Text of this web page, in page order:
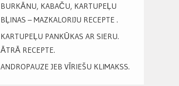
BURKĀNU, KABAČU, KARTUPEĻU
BĻINAS – MAZKALORIJU RECEPTE .
KARTUPEĻU PANKŪKAS AR SIERU.
ĀTRĀ RECEPTE.
ANDROPAUZE JEB VĪRIEŠU KLIMAKSS.